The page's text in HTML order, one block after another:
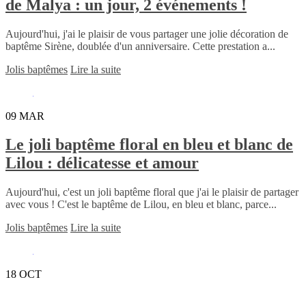
de Malya : un jour, 2 événements !
Aujourd'hui, j'ai le plaisir de vous partager une jolie décoration de
baptême Sirène, doublée d'un anniversaire. Cette prestation a...
Jolis baptêmes Lire la suite
09 MAR
Le joli baptême floral en bleu et blanc de
Lilou : délicatesse et amour
Aujourd'hui, c'est un joli baptême floral que j'ai le plaisir de partager
avec vous ! C'est le baptême de Lilou, en bleu et blanc, parce...
Jolis baptêmes Lire la suite
18 OCT